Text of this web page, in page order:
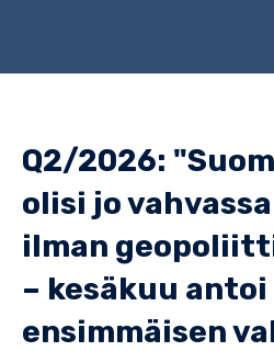
Q2/2026:
olisi jo
ilman
– kesäkuu antoi
ensimmäisen